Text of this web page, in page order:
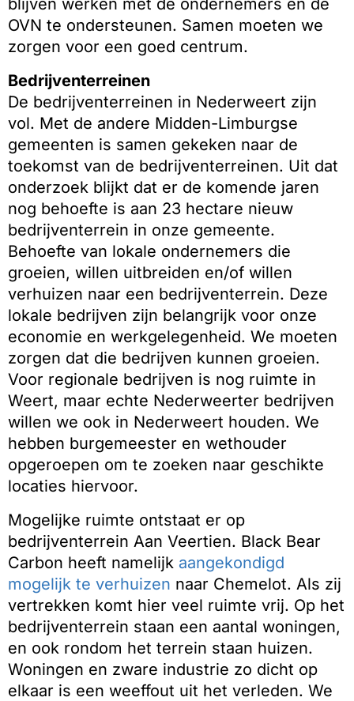
OVN te ondersteunen. Samen moeten we
zorgen voor een goed centrum.
Bedrijventerreinen
De bedrijventerreinen in Nederweert zijn
vol. Met de andere Midden-Limburgse
gemeenten is samen gekeken naar de
toekomst van de bedrijventerreinen. Uit dat
onderzoek blijkt dat er de komende jaren
nog behoefte is aan 23 hectare nieuw
bedrijventerrein in onze gemeente.
Behoefte van lokale ondernemers die
groeien, willen uitbreiden en/of willen
verhuizen naar een bedrijventerrein. Deze
lokale bedrijven zijn belangrijk voor onze
economie en werkgelegenheid. We moeten
zorgen dat die bedrijven kunnen groeien.
Voor regionale bedrijven is nog ruimte in
Weert, maar echte Nederweerter bedrijven
willen we ook in Nederweert houden. We
hebben burgemeester en wethouder
opgeroepen om te zoeken naar geschikte
locaties hiervoor.
Mogelijke ruimte ontstaat er op
bedrijventerrein Aan Veertien. Black Bear
Carbon heeft namelijk aangekondigd
mogelijk te verhuizen naar Chemelot. Als zij
vertrekken komt hier veel ruimte vrij. Op het
bedrijventerrein staan een aantal woningen,
en ook rondom het terrein staan huizen.
Woningen en zware industrie zo dicht op
elkaar is een weeffout uit het verleden. We